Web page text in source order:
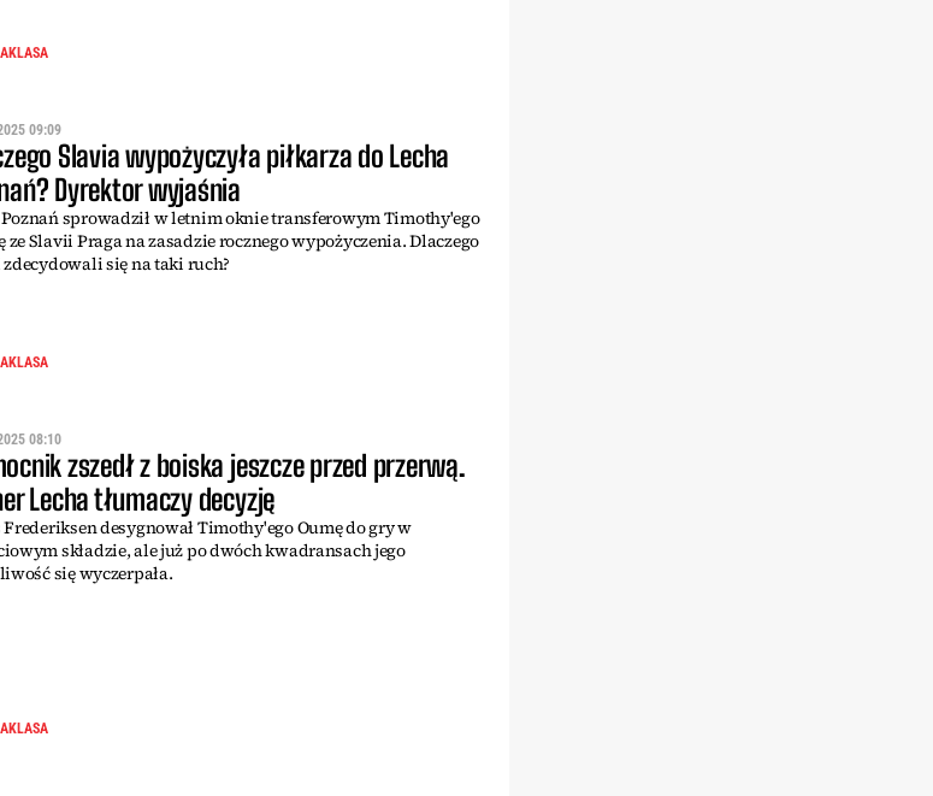
09:09
Slavia wypożyczyła piłkarza do Lecha
Dyrektor wyjaśnia
sprowadził w letnim oknie transferowym Timothy'ego
ze Slavii Praga na zasadzie rocznego wypożyczenia. Dlaczego
zdecydowali się na taki ruch?
08:10
zszedł z boiska jeszcze przed przerwą.
Lecha tłumaczy decyzję
desygnował Timothy'ego Oumę do gry w
składzie, ale już po dwóch kwadransach jego
się wyczerpała.